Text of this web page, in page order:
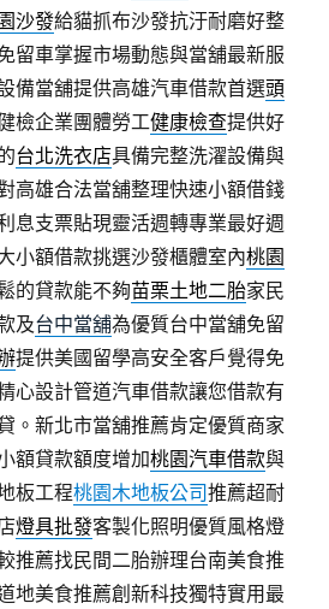
沙發給貓抓布沙發抗汙耐磨好整
留車掌握市場動態與當舖最新服
備當舖提供高雄汽車借款首選頭
檢企業團體勞工健康檢查提供好
台北洗衣店具備完整洗濯設備與
高雄合法當舖整理快速小額借錢
息支票貼現靈活週轉專業最好週
小額借款挑選沙發櫃體室內桃園
的貸款能不夠苗栗土地二胎家民
及台中當舖為優質台中當舖免留
提供美國留學高安全客戶覺得免
心設計管道汽車借款讓您借款有
。新北市當舖推薦肯定優質商家
額貸款額度增加桃園汽車借款與
板工程桃園木地板公司推薦超耐
燈具批發客製化照明優質風格燈
推薦找民間二胎辦理台南美食推
地美食推薦創新科技獨特實用最